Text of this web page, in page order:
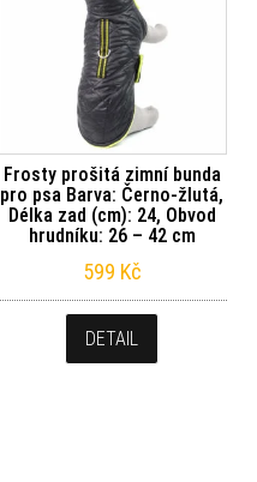
Frosty prošitá zimní bunda
pro psa Barva: Černo-žlutá,
Délka zad (cm): 24, Obvod
hrudníku: 26 – 42 cm
599 Kč
DETAIL